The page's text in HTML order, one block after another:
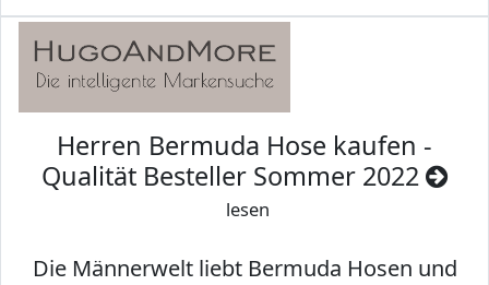
Herren Bermuda Hose kaufen -
Qualität Besteller Sommer 2022
lesen
Die Männerwelt liebt Bermuda Hosen und